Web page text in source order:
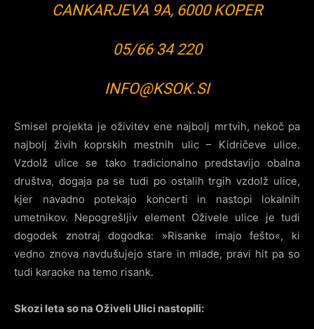
CANKARJEVA 9A, 6000 KOPER
05/66 34 220
INFO@KSOK.SI
Smisel projekta je oživitev ene najbolj mrtvih, nekoč pa
najbolj živih koprskih mestnih ulic – Kidričeve ulice.
Vzdolž ulice se tako tradicionalno predstavijo obalna
društva, dogaja pa se tudi po ostalih trgih vzdolž ulice,
kjer navadno potekajo koncerti in nastopi lokalnih
umetnikov. Nepogrešljiv element Oživele ulice je tudi
dogodek znotraj dogodka: »Risanke imajo fešto«, ki
vedno znova navdušujejo stare in mlade, pravi hit pa so
tudi karaoke na temo risank.
Skozi leta so na Oživeli Ulici nastopili: